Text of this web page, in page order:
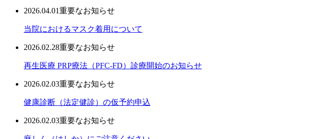
2026.04.01重要なお知らせ
当院におけるマスク着用について
2026.02.28重要なお知らせ
再生医療 PRP療法（PFC-FD）診療開始のお知らせ
2026.02.03重要なお知らせ
健康診断（法定健診）の仮予約申込
2026.02.03重要なお知らせ